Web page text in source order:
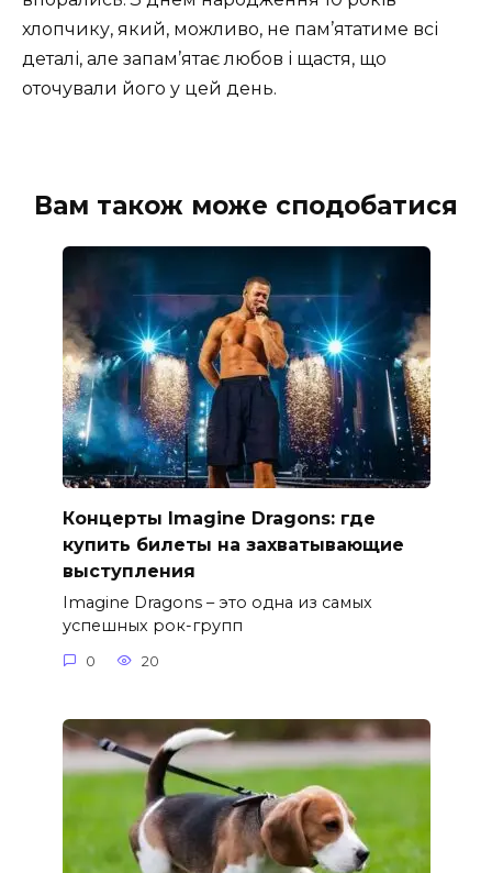
хлопчику, який, можливо, не пам’ятатиме всі
деталі, але запам’ятає любов і щастя, що
оточували його у цей день.
Вам також може сподобатися
Концерты Imagine Dragons: где
купить билеты на захватывающие
выступления
Imagine Dragons – это одна из самых
успешных рок-групп
0 20